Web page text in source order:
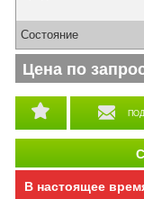
В настоящее
Состояние
Цена по